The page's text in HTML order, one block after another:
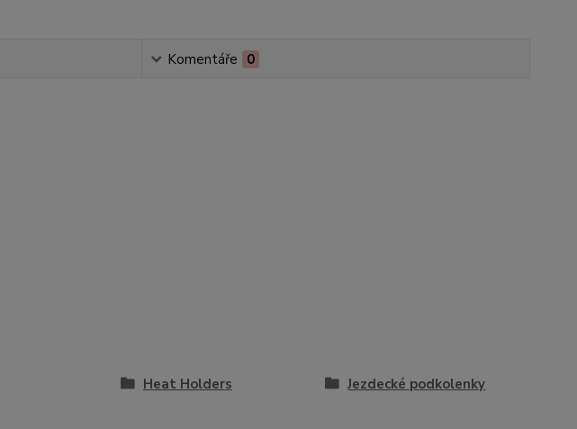
Komentáře 0
Heat Holders Jezdecké podkolenky